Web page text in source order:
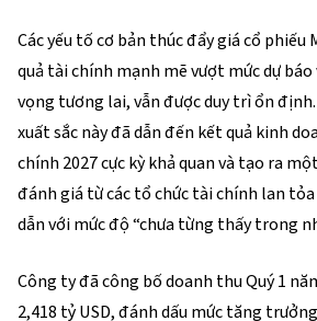
Các yếu tố cơ bản thúc đẩy giá cổ
quả tài chính mạnh mẽ vượt mức dự
vọng tương lai, vẫn được duy trì ổn
xuất sắc này đã dẫn đến kết quả kinh
chính 2027 cực kỳ khả quan và tạo ra
đánh giá từ các tổ chức tài chính lan
dẫn với mức độ “chưa từng thấy trong
Công ty đã công bố doanh thu Quý 1
2,418 tỷ USD, đánh dấu mức tăng